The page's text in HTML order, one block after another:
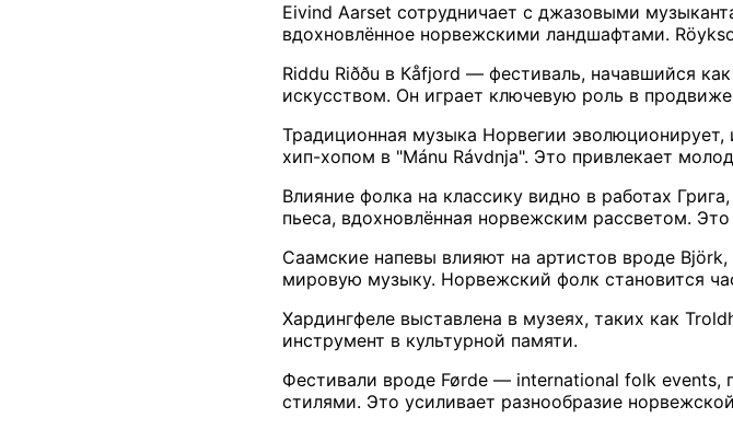
Eivind Aarset сотрудничает с джазовыми
вдохновлённое норвежскими ландшафтами.
Riddu Riððu в Кåfjord — фестиваль, начавшийся
искусством. Он играет ключевую роль в
Традиционная музыка Норвегии
хип-хопом в "Mánu Rávdnja". Это привлекает
Влияние фолка на классику видно в работах
пьеса, вдохновлённая норвежским рассветом.
Саамские напевы влияют на артистов вроде
мировую музыку. Норвежский фолк становится
Хардингфеле выставлена в музеях, таких как
инструмент в культурной памяти.
Фестивали вроде Førde — international folk
стилями. Это усиливает разнообразие